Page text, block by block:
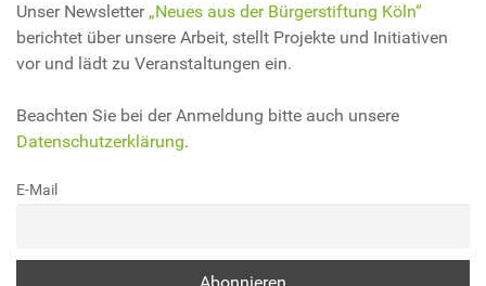
Unser Newsletter „Neues aus der Bürgerstiftung Köln“
berichtet über unsere Arbeit, stellt Projekte und Initiativen
vor und lädt zu Veranstaltungen ein.
Beachten Sie bei der Anmeldung bitte auch unsere
Datenschutzerklärung.
E-Mail